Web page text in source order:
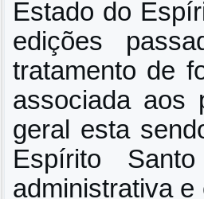
Estado do
edições
tratamento de
associada aos
geral esta
Espírito
administrativa